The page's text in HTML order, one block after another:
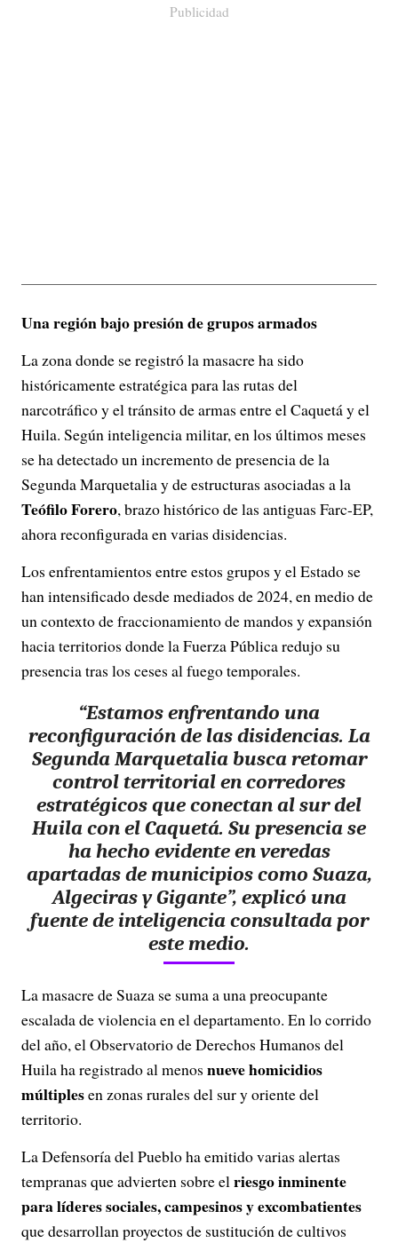
Publicidad
Una región bajo presión de grupos armados
La zona donde se registró la masacre ha sido
históricamente estratégica para las rutas del
narcotráfico y el tránsito de armas entre el Caquetá y el
Huila. Según inteligencia militar, en los últimos meses
se ha detectado un incremento de presencia de la
Segunda Marquetalia y de estructuras asociadas a la
Teófilo Forero, brazo histórico de las antiguas Farc-EP,
ahora reconfigurada en varias disidencias.
Los enfrentamientos entre estos grupos y el Estado se
han intensificado desde mediados de 2024, en medio de
un contexto de fraccionamiento de mandos y expansión
hacia territorios donde la Fuerza Pública redujo su
presencia tras los ceses al fuego temporales.
“Estamos enfrentando una
reconfiguración de las disidencias. La
Segunda Marquetalia busca retomar
control territorial en corredores
estratégicos que conectan al sur del
Huila con el Caquetá. Su presencia se
ha hecho evidente en veredas
apartadas de municipios como Suaza,
Algeciras y Gigante”, explicó una
fuente de inteligencia consultada por
este medio.
La masacre de Suaza se suma a una preocupante
escalada de violencia en el departamento. En lo corrido
del año, el Observatorio de Derechos Humanos del
Huila ha registrado al menos nueve homicidios
múltiplesen zonas rurales del sur y oriente del
territorio.
La Defensoría del Pueblo ha emitido varias alertas
tempranas que advierten sobre elriesgo inminente
para líderes sociales, campesinos y excombatientes
que desarrollan proyectos de sustitución de cultivos